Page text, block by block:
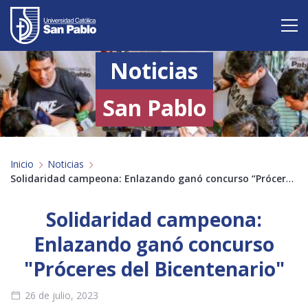
Vive San Pablo
Admisión
Carreras
Postgrado
Investigación
Servicio y proyección a la sociedad
Alumnos Profesores
Noticias
San Pablo
Inicio Noticias
Solidaridad campeona: Enlazando ganó concurso “Próceres del Bicentenario”
Solidaridad campeona:
Enlazando ganó concurso
"Próceres del Bicentenario"
26 de julio, 2023